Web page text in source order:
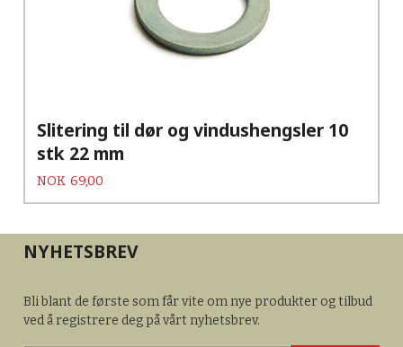
Slitering til dør og vindushengsler 10
stk 22 mm
Pris
NOK 69,00
NYHETSBREV
Bli blant de første som får vite om nye produkter og tilbud
ved å registrere deg på vårt nyhetsbrev.